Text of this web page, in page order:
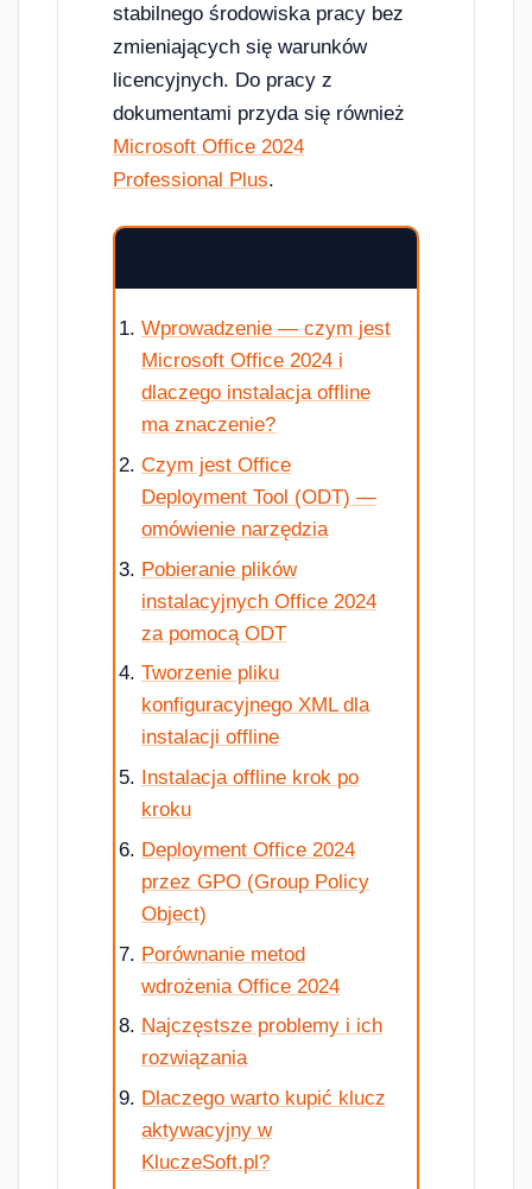
stabilnego środowiska pracy bez
zmieniających się warunków
licencyjnych. Do pracy z
dokumentami przyda się również
Microsoft Office 2024
Professional Plus.
Wprowadzenie — czym jest
Microsoft Office 2024 i
dlaczego instalacja offline
ma znaczenie?
Czym jest Office
Deployment Tool (ODT) —
omówienie narzędzia
Pobieranie plików
instalacyjnych Office 2024
za pomocą ODT
Tworzenie pliku
konfiguracyjnego XML dla
instalacji offline
Instalacja offline krok po
kroku
Deployment Office 2024
przez GPO (Group Policy
Object)
Porównanie metod
wdrożenia Office 2024
Najczęstsze problemy i ich
rozwiązania
Dlaczego warto kupić klucz
aktywacyjny w
KluczeSoft.pl?